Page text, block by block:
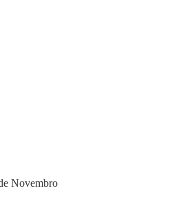
Novembro